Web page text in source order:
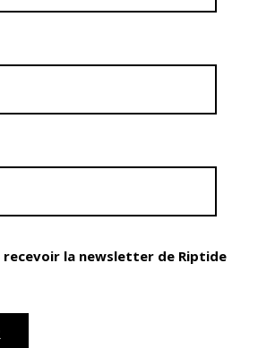
recevoir la newsletter de Riptide